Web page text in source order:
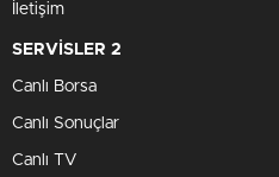
İletişim
SERVİSLER 2
Canlı Borsa
Canlı Sonuçlar
Canlı TV